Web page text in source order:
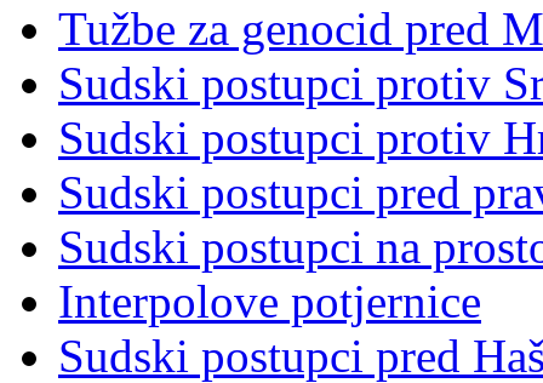
Tužbe za genocid pred
Sudski postupci protiv
Sudski postupci protiv
Sudski postupci pred
Sudski postupci na
Interpolove potjernice
Sudski postupci pred